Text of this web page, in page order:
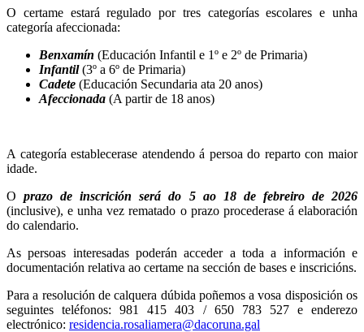
O certame estará regulado por tres categorías escolares e unha
categoría afeccionada:
Benxamín (Educación Infantil e 1º e 2º de Primaria)
Infantil(3º a 6º de Primaria)
Cadete (Educación Secundaria ata 20 anos)
Afeccionada (A partir de 18 anos)
A categoría establecerase atendendo á persoa do reparto con maior
idade.
Oprazo de inscrición será do 5 ao 18 de febreiro de 2026
(inclusive), e unha vez rematado o prazo procederase á elaboración
do calendario.
As persoas interesadas poderán acceder a toda a información e
documentación relativa ao certame na sección de bases e inscricións.
Para a resolución de calquera dúbida poñemos a vosa disposición os
seguintes teléfonos: 981 415 403 / 650 783 527 e enderezo
electrónico: residencia.rosaliamera@dacoruna.gal